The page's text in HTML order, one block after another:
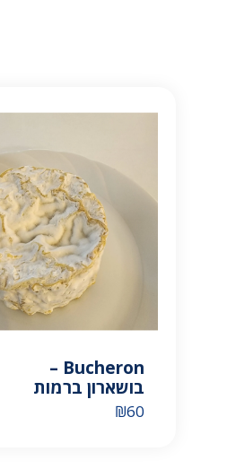
Bucheron –
בושארון ברמות
₪60